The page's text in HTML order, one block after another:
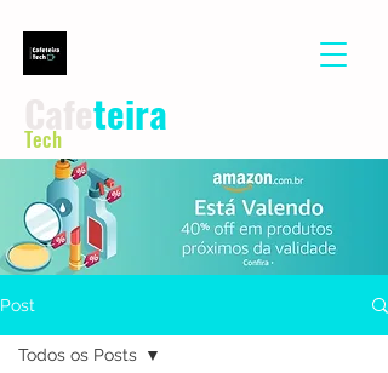
teira
Tech
Post
Todos os Posts